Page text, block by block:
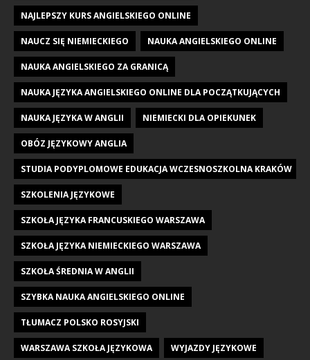
NAJLEPSZY KURS ANGIELSKIEGO ONLINE
NAUCZ SIĘ NIEMIECKIEGO NAUKA ANGIELSKIEGO ONLINE
NAUKA ANGIELSKIEGO ZA GRANICĄ
NAUKA JĘZYKA ANGIELSKIEGO ONLINE DLA POCZĄTKUJĄCYCH
NAUKA JĘZYKA W ANGLII NIEMIECKI DLA OPIEKUNEK
OBÓZ JĘZYKOWY ANGLIA
STUDIA PODYPLOMOWE EDUKACJA WCZESNOSZKOLNA KRAKÓW
SZKOLENIA JĘZYKOWE
SZKOŁA JĘZYKA FRANCUSKIEGO WARSZAWA
SZKOŁA JĘZYKA NIEMIECKIEGO WARSZAWA
SZKOŁA ŚREDNIA W ANGLII
SZYBKA NAUKA ANGIELSKIEGO ONLINE
TŁUMACZ POLSKO ROSYJSKI
WARSZAWA SZKOŁA JĘZYKOWA WYJAZDY JĘZYKOWE